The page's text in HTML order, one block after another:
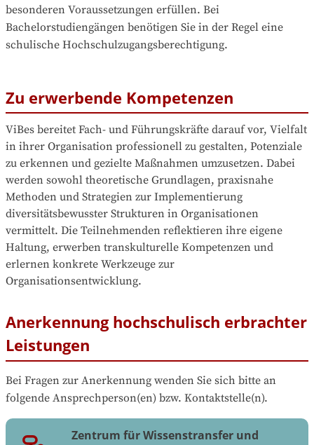
besonderen Voraussetzungen erfüllen. Bei
Bachelorstudiengängen benötigen Sie in der Regel eine
schulische Hochschulzugangsberechtigung.
Zu erwerbende Kompetenzen
ViBes bereitet Fach- und Führungskräfte darauf vor, Vielfalt
in ihrer Organisation professionell zu gestalten, Potenziale
zu erkennen und gezielte Maßnahmen umzusetzen. Dabei
werden sowohl theoretische Grundlagen, praxisnahe
Methoden und Strategien zur Implementierung
diversitätsbewusster Strukturen in Organisationen
vermittelt. Die Teilnehmenden reflektieren ihre eigene
Haltung, erwerben transkulturelle Kompetenzen und
erlernen konkrete Werkzeuge zur
Organisationsentwicklung.
Anerkennung hochschulisch erbrachter
Leistungen
Bei Fragen zur Anerkennung wenden Sie sich bitte an
folgende Ansprechperson(en) bzw. Kontaktstelle(n).
Zentrum für Wissenstransfer und